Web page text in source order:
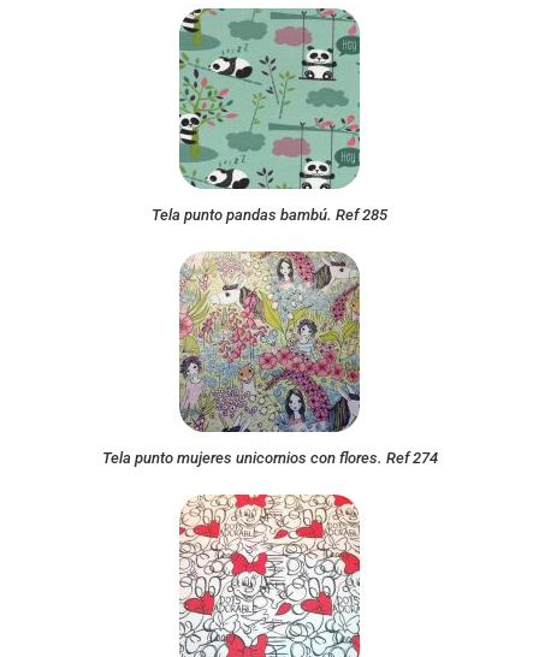
Tela punto pandas bambú. Ref 285
Tela punto mujeres unicornios con flores. Ref 274